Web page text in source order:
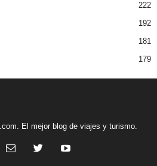
222
192
181
179
El mejor blog de viajes y turismo.